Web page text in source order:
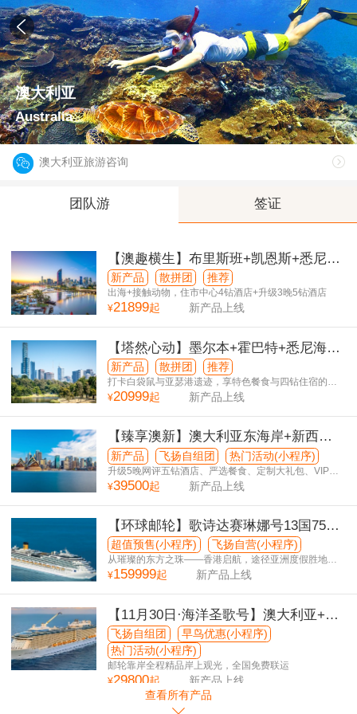
澳大利亚
Australia
澳大利亚旅游咨询
团队游 签证
【澳趣横生】布里斯班+凯恩斯+悉尼萌
宠奇遇9日游
新产品 散拼团 推荐
出海+接触动物，住市中心4钻酒店+升级3晚5钻酒店
¥21899起 新产品上线
【塔然心动】墨尔本+霍巴特+悉尼海岸
秘境9日游
新产品 散拼团 推荐
打卡白袋鼠与亚瑟港遗迹，享特色餐食与四钻住宿的纯
玩之旅
¥20999起 新产品上线
【臻享澳新】澳大利亚东海岸+新西兰
南北岛15日游
新产品 飞扬自组团 热门活动(小程序)
升级5晚网评五钻酒店、严选餐食、定制大礼包、VIP休
息室
¥39500起 新产品上线
【环球邮轮】歌诗达赛琳娜号13国75日
游
超值预售(小程序) 飞扬自营(小程序)
从璀璨的东方之珠——香港启航，途径亚洲度假胜地，
探索南太平洋地区“接近天堂”的绝美海岛，巡游澳大利
¥159999起 新产品上线
【11月30日·海洋圣歌号】澳大利亚+新
西兰奢享13日游
飞扬自组团
早鸟优惠(小程序)
热门活动(小程序)
邮轮靠岸全程精品岸上观光，全国免费联运
¥29800起
新产品上线
查看所有产品